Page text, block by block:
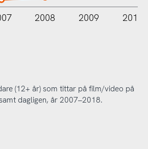
2008 2009 2010
(12+ år) som tittar på film/video på
dagligen, år 2007–2018.